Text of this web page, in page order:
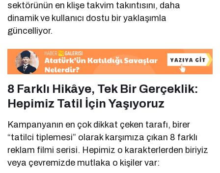
sektörünün en klişe takvim takıntısını, daha
dinamik ve kullanıcı dostu bir yaklaşımla
güncelliyor.
8 Farklı Hikâye, Tek Bir Gerçeklik:
Hepimiz Tatil İçin Yaşıyoruz
Kampanyanın en çok dikkat çeken tarafı, birer
“tatilci tiplemesi” olarak karşımıza çıkan 8 farklı
reklam filmi serisi. Hepimiz o karakterlerden biriyiz
veya çevremizde mutlaka o kişiler var: